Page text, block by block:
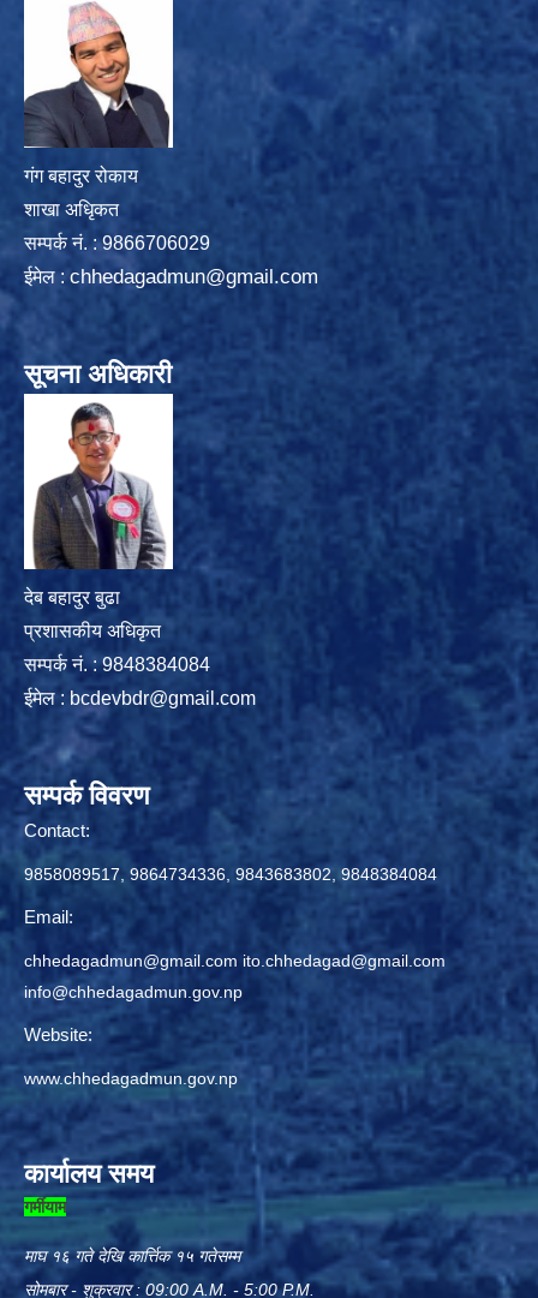
गंग बहादुर रोकाय
शाखा अधिृकत
सम्पर्क न‌ं. : 9866706029
ईमेल : chhedagadmun@gmail.com
सूचना अधिकारी
देब बहादुर बुढा
प्रशासकीय अधिकृत
सम्पर्क नं. : 9848384084
ईमेल : bcdevbdr@gmail.com
सम्पर्क विवरण
Contact:
9858089517, 9864734336, 9843683802, 9848384084
Email:
chhedagadmun@gmail.com ito.chhedagad@gmail.com
info@chhedagadmun.gov.np
Website:
www.chhedagadmun.gov.np
कार्यालय समय
गर्मीयाम
माघ १६ गते देखि कार्त्तिक १५ गतेसम्म
सोमबार - शुक्रवार : 09:00 A.M. - 5:00 P.M.